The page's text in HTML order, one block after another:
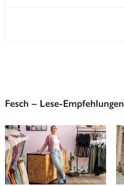
Fesch – Lese-Empfehlungen